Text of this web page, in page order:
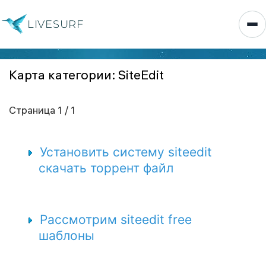
LIVESURF
Карта категории: SiteEdit
Страница 1 / 1
Установить систему siteedit
скачать торрент файл
Рассмотрим siteedit free
шаблоны